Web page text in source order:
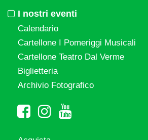
I nostri eventi
Calendario
Cartellone I Pomeriggi Musicali
Cartellone Teatro Dal Verme
Biglietteria
Archivio Fotografico